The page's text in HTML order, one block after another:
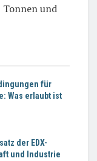
Tonnen und
für
Was erlaubt ist
der EDX-
und Industrie